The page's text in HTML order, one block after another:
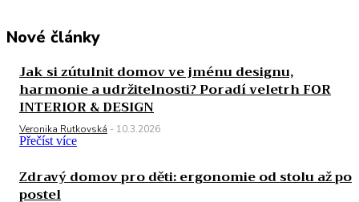
Nové články
Jak si zútulnit domov ve jménu designu,
harmonie a udržitelnosti? Poradí veletrh FOR
INTERIOR & DESIGN
Veronika Rutkovská - 10.3.2026
Přečíst více
Zdravý domov pro děti: ergonomie od stolu až po
postel